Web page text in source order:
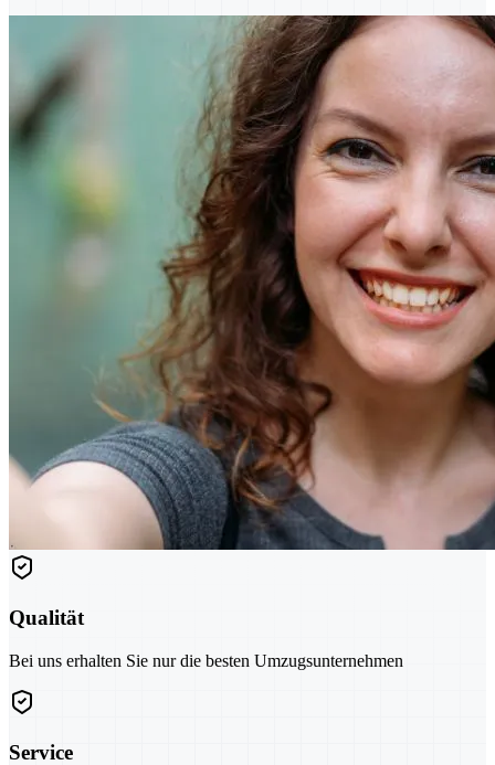
Qualität
Bei uns erhalten Sie nur die besten Umzugsunternehmen
Service